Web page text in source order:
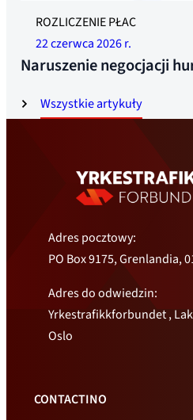
Wszystkie artykuły
ROZLICZENIE PŁAC
22 czerwca 2026 r.
Naruszenie negocjacji
Adres pocztowy:
PO Box 9175, Grenlandia,
Adres do odwiedzin:
Yrkestrafikkforbundet ,
Oslo
CONTACTINO